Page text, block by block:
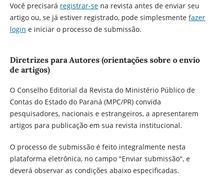
Você precisará registrar-sena revista antes de enviar seu
artigo ou, se já estiver registrado, pode simplesmente fazer
login e iniciar o processo de submissão.
Diretrizes para Autores (orientações sobre o envio
de artigos)
O Conselho Editorial da Revista do Ministério Público de
Contas do Estado do Paraná (MPC/PR) convida
pesquisadores, nacionais e estrangeiros, a apresentarem
artigos para publicação em sua revista institucional.
O processo de submissão é feito integralmente nesta
plataforma eletrônica, no campo "Enviar submissão", e
deverá observar as condições abaixo especificadas.